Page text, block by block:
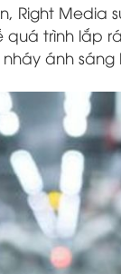
Media
trình lắp
ánh